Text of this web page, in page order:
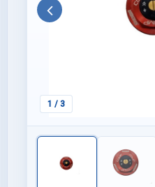
1 / 3
Anterior